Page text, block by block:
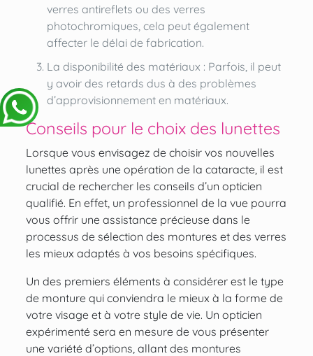
verres antireflets ou des verres
photochromiques, cela peut également
affecter le délai de fabrication.
La disponibilité des matériaux : Parfois, il peut
y avoir des retards dus à des problèmes
d’approvisionnement en matériaux.
Conseils pour le choix des lunettes
Lorsque vous envisagez de choisir vos nouvelles
lunettes après une opération de la cataracte, il est
crucial de rechercher les conseils d’un opticien
qualifié. En effet, un professionnel de la vue pourra
vous offrir une assistance précieuse dans le
processus de sélection des montures et des verres
les mieux adaptés à vos besoins spécifiques.
Un des premiers éléments à considérer est le type
de monture qui conviendra le mieux à la forme de
votre visage et à votre style de vie. Un opticien
expérimenté sera en mesure de vous présenter
une variété d’options, allant des montures